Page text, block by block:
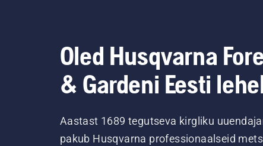
Oled Husqvarna
& Gardeni Eesti
Aastast 1689 tegutseva kirgliku
pakub Husqvarna professionaalseid